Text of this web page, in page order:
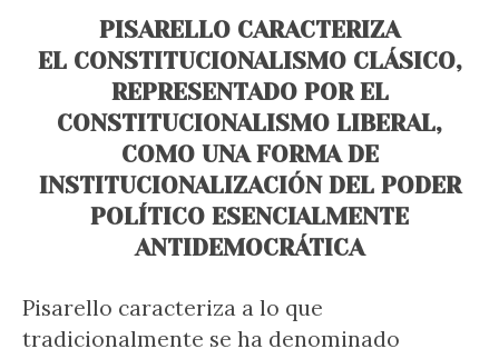
PISARELLO CARACTERIZA
EL CONSTITUCIONALISMO CLÁSICO,
REPRESENTADO POR EL
CONSTITUCIONALISMO LIBERAL,
COMO UNA FORMA DE
INSTITUCIONALIZACIÓN DEL PODER
POLÍTICO ESENCIALMENTE
ANTIDEMOCRÁTICA
Pisarello caracteriza a lo que
tradicionalmente se ha denominado